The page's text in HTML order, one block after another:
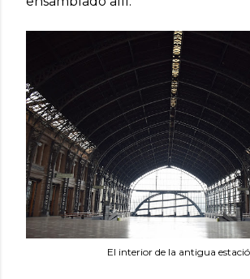
El interior de la antigua